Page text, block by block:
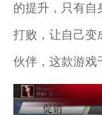
的提升，只有自
打败，让自己变
伙伴，这款游戏